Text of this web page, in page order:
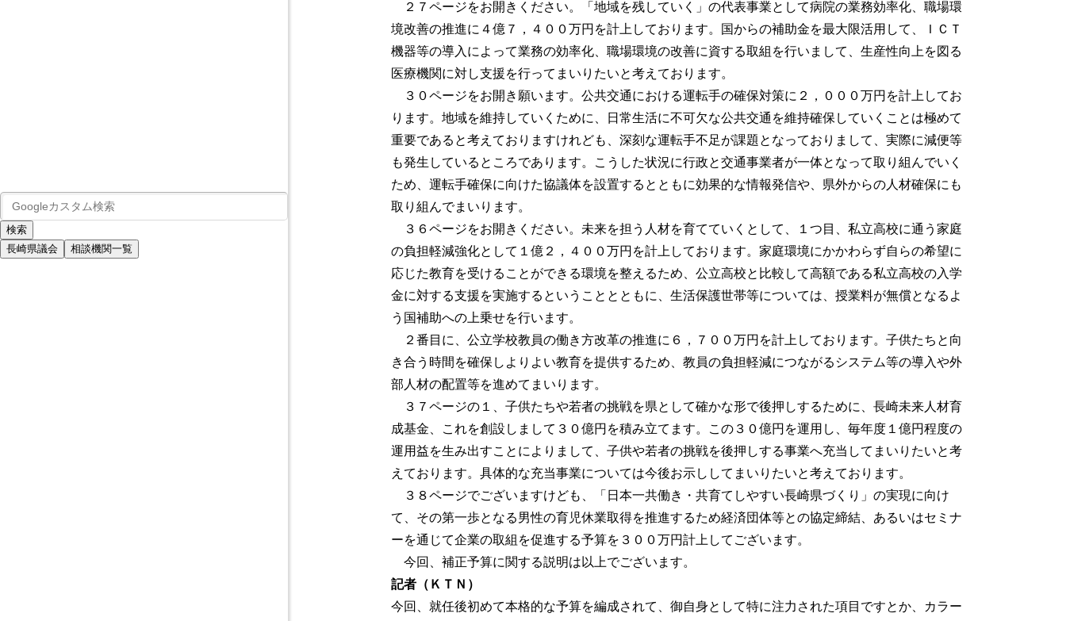
長崎県議会 相談機関一覧
２７ページをお開きください。「地域を残していく」の代表事業として病院の業務効率化、職場環
境改善の推進に４億７，４００万円を計上しております。国からの補助金を最大限活用して、ＩＣＴ
機器等の導入によって業務の効率化、職場環境の改善に資する取組を行いまして、生産性向上を図る
医療機関に対し支援を行ってまいりたいと考えております。
３０ページをお開き願います。公共交通における運転手の確保対策に２，０００万円を計上してお
ります。地域を維持していくために、日常生活に不可欠な公共交通を維持確保していくことは極めて
重要であると考えておりますけれども、深刻な運転手不足が課題となっておりまして、実際に減便等
も発生しているところであります。こうした状況に行政と交通事業者が一体となって取り組んでいく
ため、運転手確保に向けた協議体を設置するとともに効果的な情報発信や、県外からの人材確保にも
取り組んでまいります。
３６ページをお開きください。未来を担う人材を育てていくとして、１つ目、私立高校に通う家庭
の負担軽減強化として１億２，４００万円を計上しております。家庭環境にかかわらず自らの希望に
応じた教育を受けることができる環境を整えるため、公立高校と比較して高額である私立高校の入学
金に対する支援を実施するということとともに、生活保護世帯等については、授業料が無償となるよ
う国補助への上乗せを行います。
２番目に、公立学校教員の働き方改革の推進に６，７００万円を計上しております。子供たちと向
き合う時間を確保しよりよい教育を提供するため、教員の負担軽減につながるシステム等の導入や外
部人材の配置等を進めてまいります。
３７ページの１、子供たちや若者の挑戦を県として確かな形で後押しするために、長崎未来人材育
成基金、これを創設しまして３０億円を積み立てます。この３０億円を運用し、毎年度１億円程度の
運用益を生み出すことによりまして、子供や若者の挑戦を後押しする事業へ充当してまいりたいと考
えております。具体的な充当事業については今後お示ししてまいりたいと考えております。
３８ページでございますけども、「日本一共働き・共育てしやすい長崎県づくり」の実現に向け
て、その第一歩となる男性の育児休業取得を推進するため経済団体等との協定締結、あるいはセミナ
ーを通じて企業の取組を促進する予算を３００万円計上してございます。
今回、補正予算に関する説明は以上でございます。
記者（ＫＴＮ）
今回、就任後初めて本格的な予算を編成されて、御自身として特に注力された項目ですとか、カラー